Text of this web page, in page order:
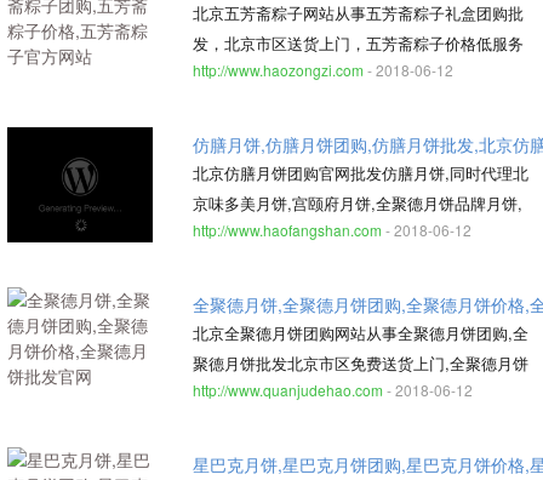
北京五芳斋粽子网站从事五芳斋粽子礼盒团购批
发，北京市区送货上门，五芳斋粽子价格低服务
好，北京五芳斋粽子最好的网上销售平台
http://www.haozongzi.com - 2018-06-12
仿膳月饼,仿膳月饼团购,仿膳月饼批发,北京仿
北京仿膳月饼团购官网批发仿膳月饼,同时代理北
京味多美月饼,宫颐府月饼,全聚德月饼品牌月饼,
月饼质量有保证好价格低服务好,北京免费送货上
http://www.haofangshan.com - 2018-06-12
全聚德月饼,全聚德月饼团购,全聚德月饼价格,
北京全聚德月饼团购网站从事全聚德月饼团购,全
聚德月饼批发北京市区免费送货上门,全聚德月饼
价格最低服务好的网上月饼团购公司
http://www.quanjudehao.com - 2018-06-12
星巴克月饼,星巴克月饼团购,星巴克月饼价格,